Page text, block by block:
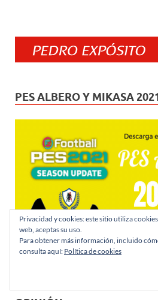
PES ALBERO Y MIKASA
Privacidad y cookies: este sitio utiliza
web, aceptas su uso.
Para obtener más información, incluido
consulta aquí: Política de cookies